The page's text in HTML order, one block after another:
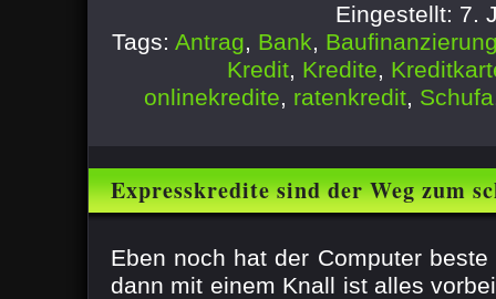
Eingestellt: 7.
Tags: Antrag, Bank,
Kredit, Kredite,
onlinekredite, ratenkredit, Schufa
Expresskredite sind der Weg zum
Eben noch hat der Computer
dann mit einem Knall ist alles